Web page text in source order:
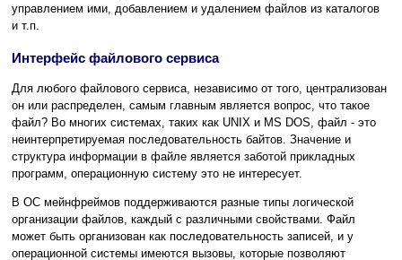
управлением ими, добавлением и удалением файлов из каталогов
и т.п.
Интерфейс файлового сервиса
Для любого файлового сервиса, независимо от того, централизован
он или распределен, самым главным является вопрос, что такое
файл? Во многих системах, таких как UNIX и MS DOS, файл - это
неинтерпретируемая последовательность байтов. Значение и
структура информации в файле является заботой прикладных
программ, операционную систему это не интересует.
В ОС мейнфреймов поддерживаются разные типы логической
организации файлов, каждый с различными свойствами. Файл
может быть организован как последовательность записей, и у
операционной системы имеются вызовы, которые позволяют